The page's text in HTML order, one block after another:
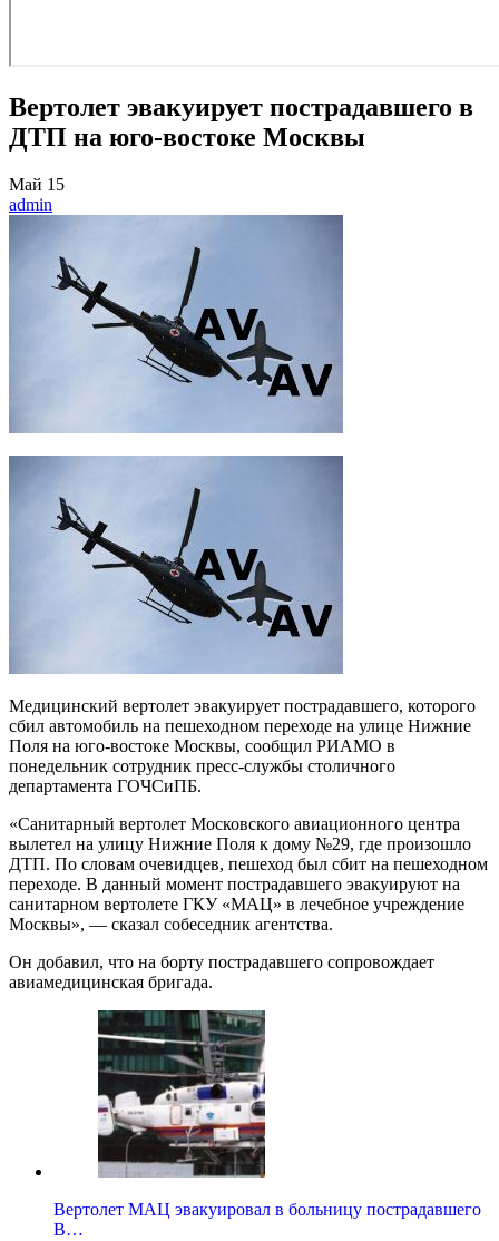
Вертолет эвакуирует пострадавшего в
ДТП на юго‑востоке Москвы
Май 15
admin
Медицинский вертолет эвакуирует пострадавшего, которого
сбил автомобиль на пешеходном переходе на улице Нижние
Поля на юго-востоке Москвы, сообщил РИАМО в
понедельник сотрудник пресс-службы столичного
департамента ГОЧСиПБ.
«Санитарный вертолет Московского авиационного центра
вылетел на улицу Нижние Поля к дому №29, где произошло
ДТП. По словам очевидцев, пешеход был сбит на пешеходном
переходе. В данный момент пострадавшего эвакуируют на
санитарном вертолете ГКУ «МАЦ» в лечебное учреждение
Москвы», — сказал собеседник агентства.
Он добавил, что на борту пострадавшего сопровождает
авиамедицинская бригада.
Вертолет МАЦ эвакуировал в больницу пострадавшего
В…